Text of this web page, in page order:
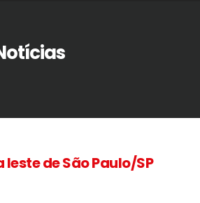
de São Paulo/SP